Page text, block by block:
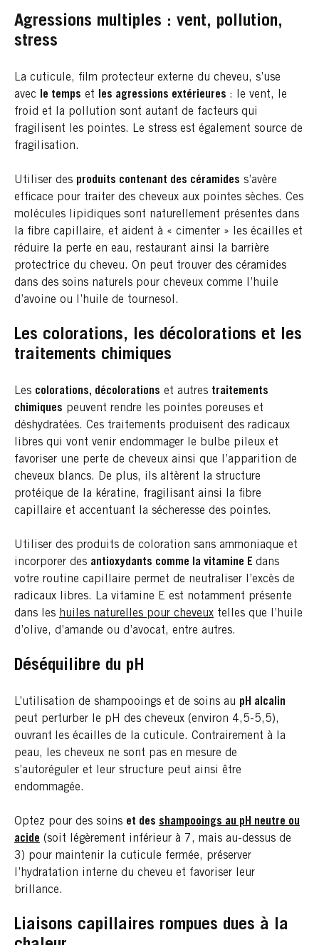
Agressions multiples : vent, pollution,
stress
La cuticule, film protecteur externe du cheveu, s’use
avec
le temps et les agressions extérieures : le vent, le
froid et la pollution sont autant de facteurs qui
fragilisent les pointes. Le stress est également source de
fragilisation.
Utiliser des produits contenant des céramides s’avère
efficace pour traiter des cheveux aux pointes sèches. Ces
molécules lipidiques sont naturellement présentes dans
la fibre capillaire, et aident à « cimenter » les écailles et
réduire la perte en eau, restaurant ainsi la barrière
protectrice du cheveu. On peut trouver des céramides
dans des soins naturels pour cheveux comme l’huile
d’avoine ou l’huile de tournesol.
Les colorations, les décolorations et les
traitements chimiques
Les colorations, décolorations et autres traitements
chimiques peuvent rendre les pointes poreuses et
déshydratées. Ces traitements produisent des radicaux
libres qui vont venir endommager le bulbe pileux et
favoriser une perte de cheveux ainsi que l’apparition de
cheveux blancs. De plus, ils altèrent la structure
protéique de la kératine, fragilisant ainsi la fibre
capillaire et accentuant la sécheresse des pointes.
Utiliser des produits de coloration sans ammoniaque et
incorporer des antioxydants comme la vitamine E dans
votre routine capillaire permet de neutraliser l’excès de
radicaux libres. La vitamine E est notamment présente
dans les huiles naturelles pour cheveux telles que l’huile
d’olive, d’amande ou d’avocat, entre autres.
Déséquilibre du pH
L’utilisation de shampooings et de soins au pH alcalin
peut perturber le pH des cheveux (environ 4,5-5,5),
ouvrant
les écailles de la cuticule. Contrairement à la
peau, les cheveux ne sont pas en mesure de
s’autoréguler et leur structure peut ainsi être
endommagée.
Optez pour des soins et des shampooings au pH neutre ou
acide (soit légèrement inférieur à 7, mais au-dessus de
3) pour maintenir la cuticule fermée, préserver
l’hydratation interne du cheveu et favoriser leur
brillance.
Liaisons capillaires rompues dues à la